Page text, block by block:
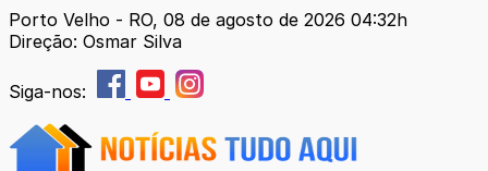
Porto Velho - RO, 08 de agosto de 2026 04:32h
Direção: Osmar Silva
Siga-nos: